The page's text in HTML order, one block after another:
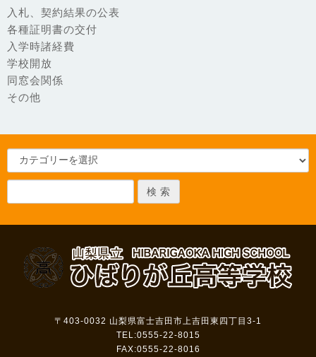
入札、契約結果の公表
各種証明書の交付
入学時諸経費
学校開放
同窓会関係
その他
〒403-0032 山梨県富士吉田市上吉田東四丁目3-1
TEL:0555-22-8015
FAX:0555-22-8016